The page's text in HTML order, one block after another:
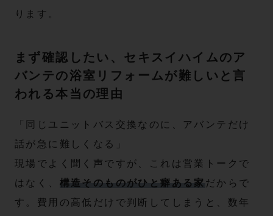
ります。
まず確認したい、セキスイハイムのア
バンテの浴室リフォームが難しいと言
われる本当の理由
「同じユニットバス交換なのに、アバンテだけ
話が急に難しくなる」
現場でよく聞く声ですが、これは営業トークで
はなく、 構造そのものがひと癖ある家 だからで
す。費用の高低だけで判断してしまうと、数年